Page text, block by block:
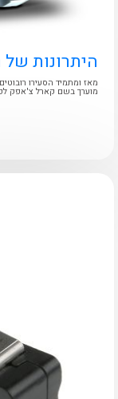
לכל מוצרי
לכל מוצרי היצרן
היתרונות של
מאז ומתמיד הסעירו
מוערך בשם קארל צ'אפק לפני כ-100 שנים (על בסיס